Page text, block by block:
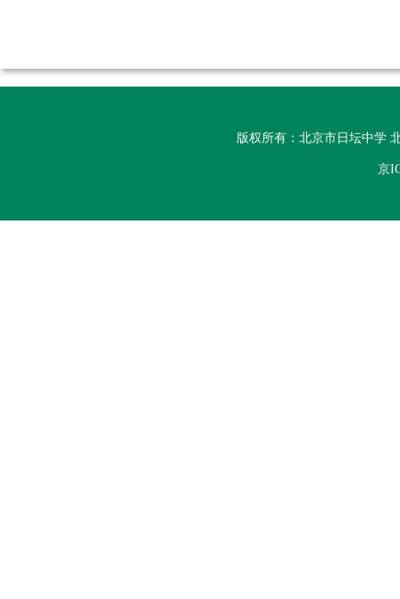
版权所有：北京市日坛中学
京